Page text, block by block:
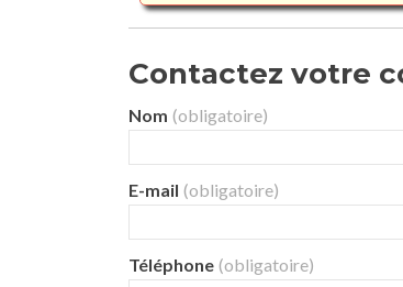
Contactez votre
Nom (obligatoire)
E-mail (obligatoire)
Téléphone (obligatoire)